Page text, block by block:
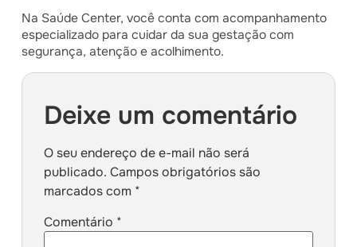
Na Saúde Center, você conta com acompanhamento
especializado para cuidar da sua gestação com
segurança, atenção e acolhimento.
Deixe um comentário
O seu endereço de e-mail não será
publicado. Campos obrigatórios são
marcados com *
Comentário *